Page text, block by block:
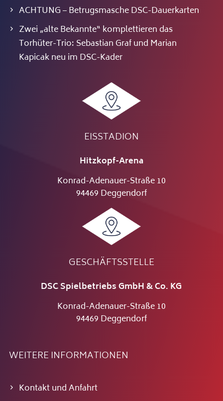
ACHTUNG – Betrugsmasche DSC-Dauerkarten
Zwei „alte Bekannte“ komplettieren das
Torhüter-Trio: Sebastian Graf und Marian
Kapicak neu im DSC-Kader
EISSTADION
Hitzkopf-Arena
Konrad-Adenauer-Straße 10
94469 Deggendorf
GESCHÄFTSSTELLE
DSC Spielbetriebs GmbH & Co. KG
Konrad-Adenauer-Straße 10
94469 Deggendorf
WEITERE INFORMATIONEN
Kontakt und Anfahrt